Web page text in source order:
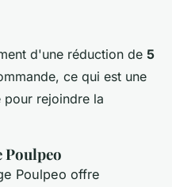
d'une réduction de 5
ce qui est une
pour rejoindre la
Poulpeo
Poulpeo offre